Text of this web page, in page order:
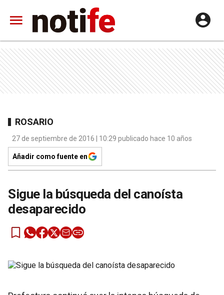
ROSARIO
27 de septiembre de 2016 | 10:29 publicado hace 10 años
Añadir como fuente en
Sigue la búsqueda del canoísta
desaparecido